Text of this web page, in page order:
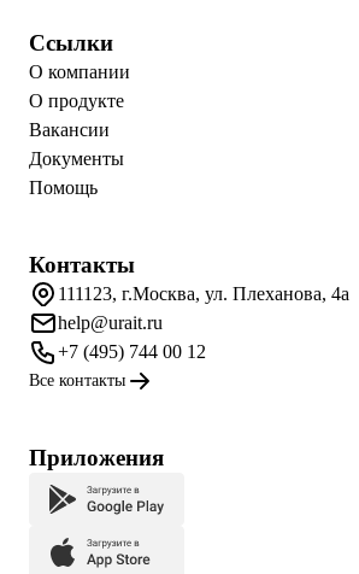
Ссылки
О компании
О продукте
Вакансии
Документы
Помощь
Контакты
111123, г.Москва, ул. Плеханова, 4а
help@urait.ru
+7 (495) 744 00 12
Все контакты
Приложения